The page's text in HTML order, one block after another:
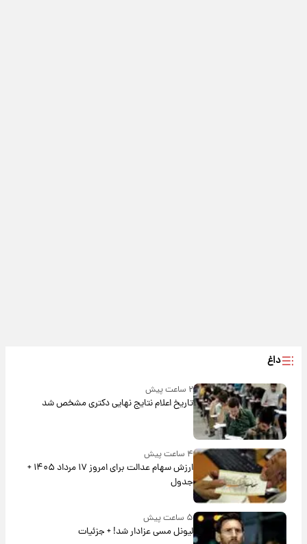
داغ
۲ ساعت پیش
تاریخ اعلام نتایج نهایی دکتری مشخص شد
۴ ساعت پیش
ارزش سهام عدالت برای امروز ۱۷ مرداد ۱۴۰۵ +
جدول
۵ ساعت پیش
لیونل مسی عزادار شد! + جزئیات